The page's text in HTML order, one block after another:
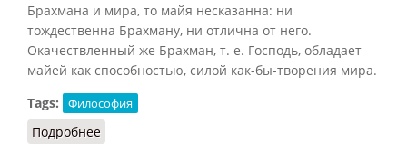
Брахмана и мира, то майя несказанна: ни
тождественна Брахману, ни отлична от него.
Окачествленный же Брахман, т. е. Господь, обладает
майей как способностью, силой как-бы-творения мира.
Tags:
Философия
Подробнее